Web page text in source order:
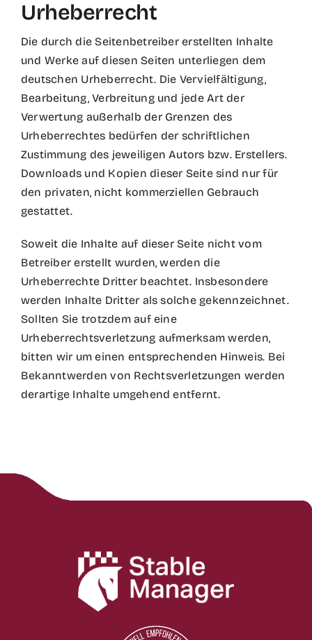
Urheberrecht
Die durch die Seitenbetreiber erstellten Inhalte
und Werke auf diesen Seiten unterliegen dem
deutschen Urheberrecht. Die Vervielfältigung,
Bearbeitung, Verbreitung und jede Art der
Verwertung außerhalb der Grenzen des
Urheberrechtes bedürfen der schriftlichen
Zustimmung des jeweiligen Autors bzw. Erstellers.
Downloads und Kopien dieser Seite sind nur für
den privaten, nicht kommerziellen Gebrauch
gestattet.
Soweit die Inhalte auf dieser Seite nicht vom
Betreiber erstellt wurden, werden die
Urheberrechte Dritter beachtet. Insbesondere
werden Inhalte Dritter als solche gekennzeichnet.
Sollten Sie trotzdem auf eine
Urheberrechtsverletzung aufmerksam werden,
bitten wir um einen entsprechenden Hinweis. Bei
Bekanntwerden von Rechtsverletzungen werden
derartige Inhalte umgehend entfernt.